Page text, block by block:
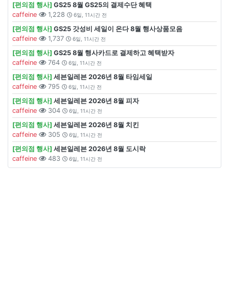
[편의점 행사] GS25 8월 GS25의 결제수단 혜택
caffeine
1,228 6일, 11시간 전
[편의점 행사] GS25 갓성비 세일이 온다 8월 행사상품모음
caffeine
1,737 6일, 11시간 전
[편의점 행사] GS25 8월 행사카드로 결제하고 혜택받자
caffeine
764 6일, 11시간 전
[편의점 행사] 세븐일레븐 2026년 8월 타임세일
caffeine
795 6일, 11시간 전
[편의점 행사] 세븐일레븐 2026년 8월 피자
caffeine
304 6일, 11시간 전
[편의점 행사] 세븐일레븐 2026년 8월 치킨
caffeine
305 6일, 11시간 전
[편의점 행사] 세븐일레븐 2026년 8월 도시락
caffeine
483 6일, 11시간 전